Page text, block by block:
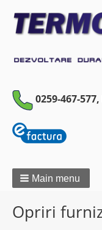
0259-467-577,
Main menu
Opriri